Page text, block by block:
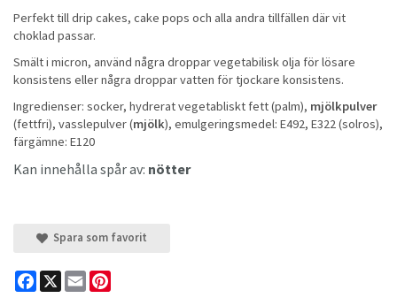
Perfekt till drip cakes, cake pops och alla andra tillfällen där vit
choklad passar.
Smält i micron, använd några droppar vegetabilisk olja för lösare
konsistens eller några droppar vatten för tjockare konsistens.
Ingredienser: socker, hydrerat vegetabliskt fett (palm), mjölkpulver
(fettfri), vasslepulver (mjölk), emulgeringsmedel: E492, E322 (solros),
färgämne: E120
Kan innehålla spår av: nötter
Spara som favorit
Facebook
X Email